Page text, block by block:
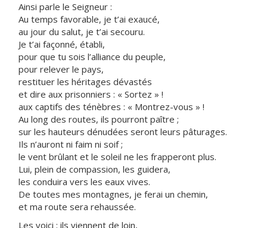
Ainsi parle le Seigneur :
Au temps favorable, je t’ai exaucé,
au jour du salut, je t’ai secouru.
Je t’ai façonné, établi,
pour que tu sois l’alliance du peuple,
pour relever le pays,
restituer les héritages dévastés
et dire aux prisonniers : « Sortez » !
aux captifs des ténèbres : « Montrez-vous » !
Au long des routes, ils pourront paître ;
sur les hauteurs dénudées seront leurs pâturages.
Ils n’auront ni faim ni soif ;
le vent brûlant et le soleil ne les frapperont plus.
Lui, plein de compassion, les guidera,
les conduira vers les eaux vives.
De toutes mes montagnes, je ferai un chemin,
et ma route sera rehaussée.
Les voici : ils viennent de loin,